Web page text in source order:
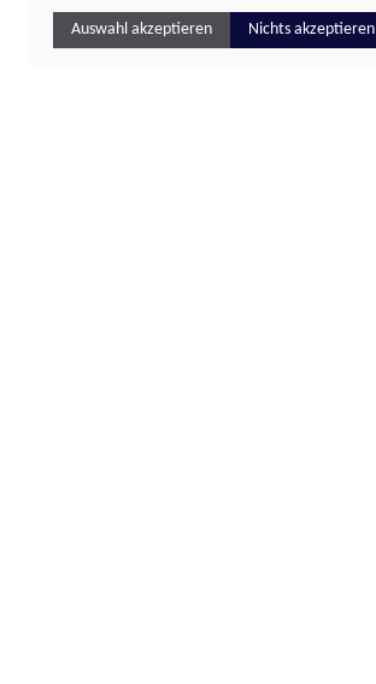
Auswahl akzeptieren Nichts akzeptieren